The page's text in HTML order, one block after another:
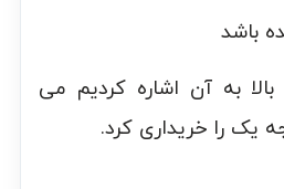
به آن اشاره کردیم می
یک را خریداری کرد.